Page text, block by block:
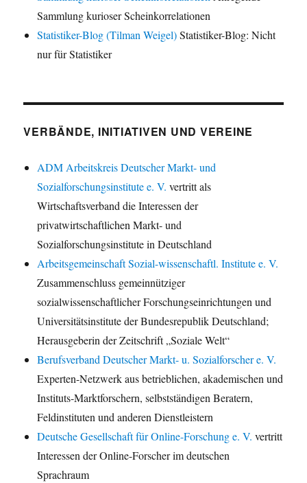
Sammlung kurioser Scheinkorrelationen
Statistiker-Blog (Tilman Weigel)Statistiker-Blog: Nicht
nur für Statistiker
VERBÄNDE, INITIATIVEN UND VEREINE
ADM Arbeitskreis Deutscher Markt- und
Sozialforschungsinstitute e. V. vertritt als
Wirtschaftsverband die Interessen der
privatwirtschaftlichen Markt- und
Sozialforschungsinstitute in Deutschland
Arbeitsgemeinschaft Sozial-wissenschaftl. Institute e. V.
Zusammenschluss gemeinnütziger
sozialwissenschaftlicher Forschungseinrichtungen und
Universitätsinstitute der Bundesrepublik Deutschland;
Herausgeberin der Zeitschrift „Soziale Welt“
Berufsverband Deutscher Markt- u. Sozialforscher e. V.
Experten-Netzwerk aus betrieblichen, akademischen und
Instituts-Marktforschern, selbstständigen Beratern,
Feldinstituten und anderen Dienstleistern
Deutsche Gesellschaft für Online-Forschung e. V. vertritt
Interessen der Online-Forscher im deutschen
Sprachraum